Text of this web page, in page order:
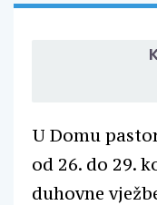
U Domu
od 26. do 29.
duhovne